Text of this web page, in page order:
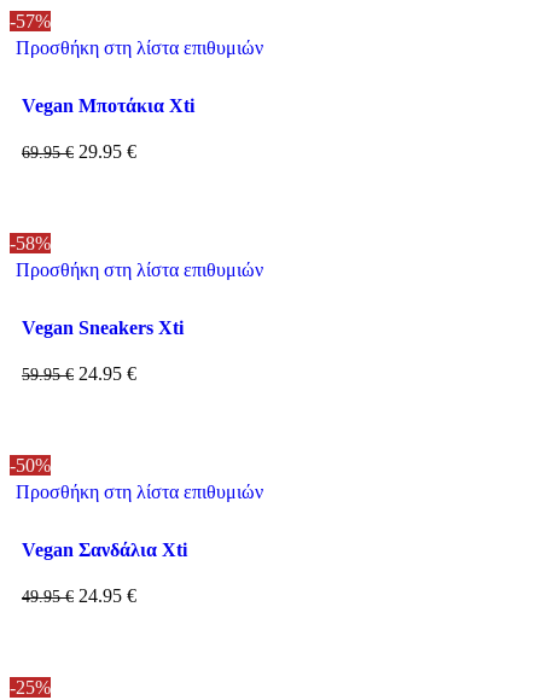
-57%
Προσθήκη στη λίστα επιθυμιών
Vegan Μποτάκια Xti
69.95€ 29.95 €
-58%
Προσθήκη στη λίστα επιθυμιών
Vegan Sneakers Xti
59.95€ 24.95 €
-50%
Προσθήκη στη λίστα επιθυμιών
Vegan Σανδάλια Xti
49.95€ 24.95 €
-25%